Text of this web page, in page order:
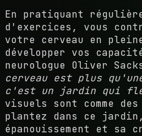
En pratiquant
d'exercices, vous
votre cerveau en
développer vos
neurologue Oliver
cerveau est plus
c'est un jardin qui
visuels sont comme
plantez dans ce
épanouissement et sa